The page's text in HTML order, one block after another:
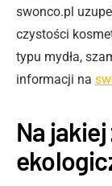
swonco.pl
czystości
typu mydła,
informacji na
Na